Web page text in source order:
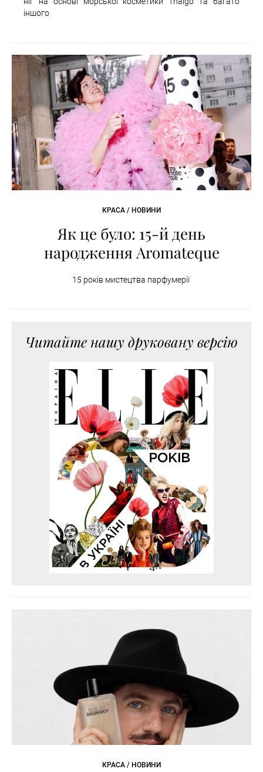
іншого
КРАСА / НОВИНИ
Як це було: 15-й день
народження Aromateque
15 років мистецтва парфумерії
Читайте нашу друковану версію
КРАСА / НОВИНИ